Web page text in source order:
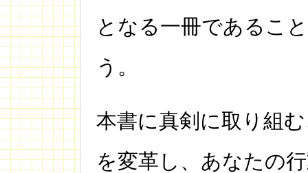
となる一冊であるこ
う。
本書に真剣に取り組
を変革し、あなたの